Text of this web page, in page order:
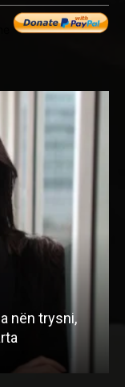
nën trysni,